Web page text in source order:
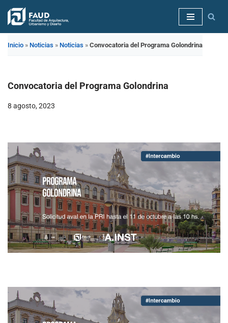
Saltar
Inicio » Noticias » Noticias » Convocatoria del Programa Golondrina
Convocatoria del Programa Golondrina
8 agosto, 2023